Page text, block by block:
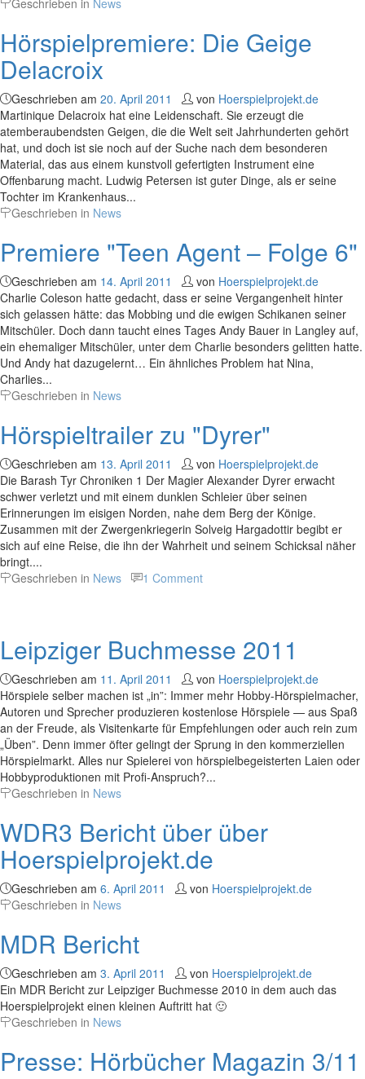
Geschrieben in News
Hörspielpremiere: Die Geige
Delacroix
Geschrieben am 20. April 2011 von Hoerspielprojekt.de
Martinique Delacroix hat eine Leidenschaft. Sie erzeugt die
atemberaubendsten Geigen, die die Welt seit Jahrhunderten gehört
hat, und doch ist sie noch auf der Suche nach dem besonderen
Material, das aus einem kunstvoll gefertigten Instrument eine
Offenbarung macht. Ludwig Petersen ist guter Dinge, als er seine
Tochter im Krankenhaus...
Geschrieben in News
Premiere "Teen Agent – Folge 6"
Geschrieben am 14. April 2011 von Hoerspielprojekt.de
Charlie Coleson hatte gedacht, dass er seine Vergangenheit hinter
sich gelassen hätte: das Mobbing und die ewigen Schikanen seiner
Mitschüler. Doch dann taucht eines Tages Andy Bauer in Langley auf,
ein ehemaliger Mitschüler, unter dem Charlie besonders gelitten hatte.
Und Andy hat dazugelernt… Ein ähnliches Problem hat Nina,
Charlies...
Geschrieben in News
Hörspieltrailer zu "Dyrer"
Geschrieben am 13. April 2011 von Hoerspielprojekt.de
Die Barash Tyr Chroniken 1 Der Magier Alexander Dyrer erwacht
schwer verletzt und mit einem dunklen Schleier über seinen
Erinnerungen im eisigen Norden, nahe dem Berg der Könige.
Zusammen mit der Zwergenkriegerin Solveig Hargadottir begibt er
sich auf eine Reise, die ihn der Wahrheit und seinem Schicksal näher
bringt....
Geschrieben in News 1 Comment
Leipziger Buchmesse 2011
Geschrieben am 11. April 2011 von Hoerspielprojekt.de
Hörspiele selber machen ist „in”: Immer mehr Hobby-Hörspielmacher,
Autoren und Sprecher produzieren kostenlose Hörspiele — aus Spaß
an der Freude, als Visitenkarte für Empfehlungen oder auch rein zum
„Üben”. Denn immer öfter gelingt der Sprung in den kommerziellen
Hörspielmarkt. Alles nur Spielerei von hörspielbegeisterten Laien oder
Hobbyproduktionen mit Profi-Anspruch?...
Geschrieben in News
WDR3 Bericht über über
Hoerspielprojekt.de
Geschrieben am 6. April 2011 von Hoerspielprojekt.de
Geschrieben in News
MDR Bericht
Geschrieben am 3. April 2011 von Hoerspielprojekt.de
Ein MDR Bericht zur Leipziger Buchmesse 2010 in dem auch das
Hoerspielprojekt einen kleinen Auftritt hat 🙂
Geschrieben in News
Presse: Hörbücher Magazin 3/11